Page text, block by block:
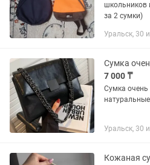
школьников
за 2 сумки)
Уральск, 30
7 000 ₸
Сумка очень
натуральные
Уральск, 30